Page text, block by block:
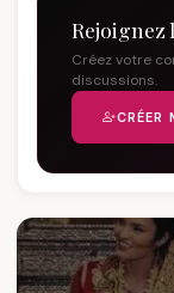
Rejoignez
Créez votre
discussions.
CRÉER